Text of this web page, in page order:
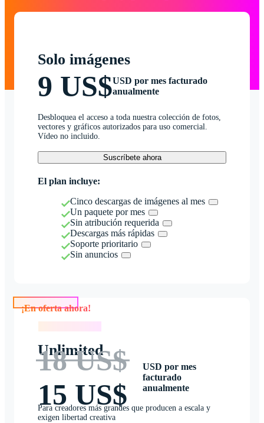
Solo imágenes
9 US$USD por mes facturado
anualmente
Desbloquea el acceso a toda nuestra colección de fotos,
vectores y gráficos autorizados para uso comercial.
Vídeo no incluido.
Suscríbete ahora
El plan incluye:
Cinco descargas de imágenes al mes
Un paquete por mes
Sin atribución requerida
Descargas más rápidas
Soporte prioritario
Sin anuncios
Unlimited
18 US$
15 US$
USD por mes
facturado
anualmente
Para creadores más grandes que producen a escala y
exigen libertad creativa